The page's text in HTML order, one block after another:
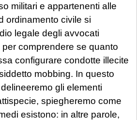
militari e appartenenti alle
ordinamento civile si
legale degli avvocati
comprendere se quanto
configurare condotte illecite
mobbing. In questo
gli elementi
spiegheremo come
esistono: in altre parole,